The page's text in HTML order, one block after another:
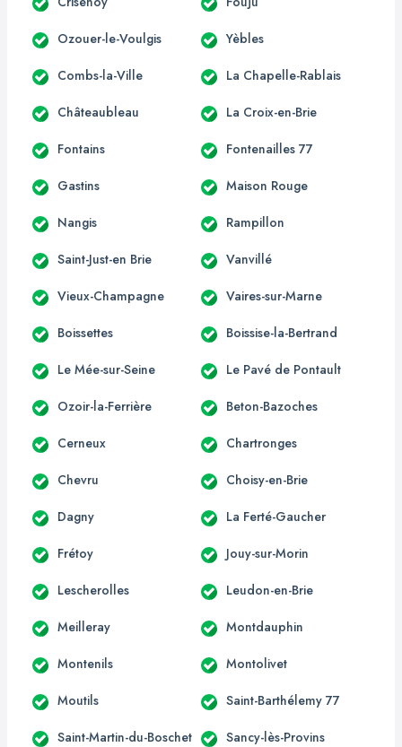
Ozouer-le-Voulgis Yèbles
Combs-la-Ville La Chapelle-Rablais
Châteaubleau La Croix-en-Brie
Fontains Fontenailles 77
Gastins Maison Rouge
Nangis Rampillon
Saint-Just-en Brie Vanvillé
Vieux-Champagne Vaires-sur-Marne
Boissettes Boissise-la-Bertrand
Le Mée-sur-Seine Le Pavé de Pontault
Ozoir-la-Ferrière Beton-Bazoches
Cerneux Chartronges
Chevru Choisy-en-Brie
Dagny La Ferté-Gaucher
Frétoy Jouy-sur-Morin
Lescherolles Leudon-en-Brie
Meilleray Montdauphin
Montenils Montolivet
Moutils Saint-Barthélemy 77
Saint-Martin-du-Boschet Sancy-lès-Provins